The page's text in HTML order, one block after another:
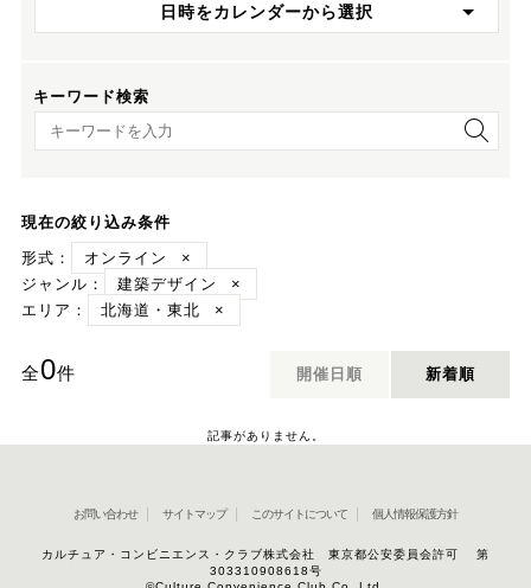
日時をカレンダーから選択
キーワード検索
キーワード検索
現在の絞り込み条件
形式：
オンライン
×
ジャンル：
建築デザイン
×
エリア：
北海道・東北 ×
全0件 開催日順 新着順
記事がありません。
お問い合わせ サイトマップ このサイトについて 個人情報保護方針
カルチュア・コンビニエンス・クラブ株式会社 東京都公安委員会許可 第
303310908618号